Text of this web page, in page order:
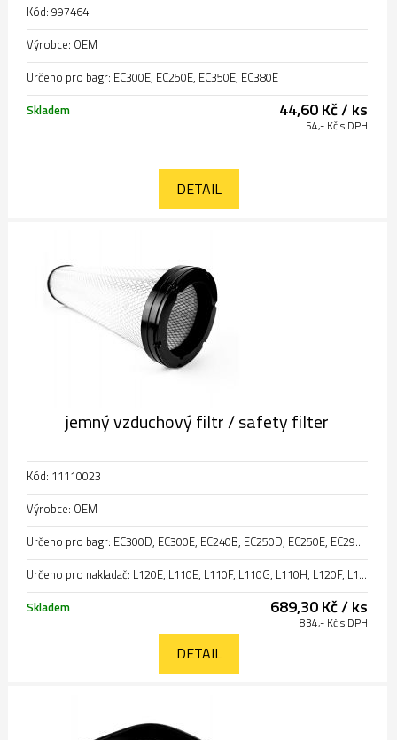
Kód: 997464
Výrobce: OEM
Určeno pro bagr: EC300E, EC250E, EC350E, EC380E
Skladem
44,60 Kč / ks
54,- Kč s DPH
DETAIL
jemný vzduchový filtr / safety filter
Kód: 11110023
Výrobce: OEM
Určeno pro bagr: EC300D, EC300E, EC240B, EC250D, EC250E, EC290B, EC290C, EC240C
Určeno pro nakladač: L120E, L110E, L110F, L110G, L110H, L120F, L120D, L120G, L120GZ, L120H, L105
Skladem
689,30 Kč / ks
834,- Kč s DPH
DETAIL